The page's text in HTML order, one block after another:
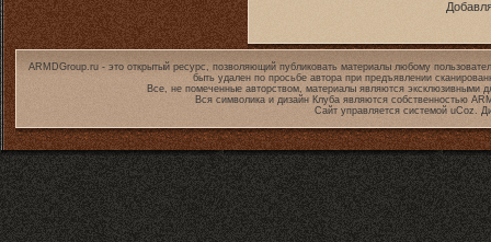
ARMDGroup.ru - это открытый ресурс, позволяющий публиковать материалы любому
быть удален по просьбе автора при предъявлении
Все, не помеченные авторством, материалы являются эксклюзивными
Вся символика и дизайн Клуба являются собственностью
Сайт управляется системой uCoz.